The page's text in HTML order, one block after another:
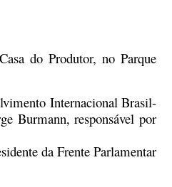
do Produtor, no Parque
Internacional Brasil-
Burmann, responsável por
da Frente Parlamentar